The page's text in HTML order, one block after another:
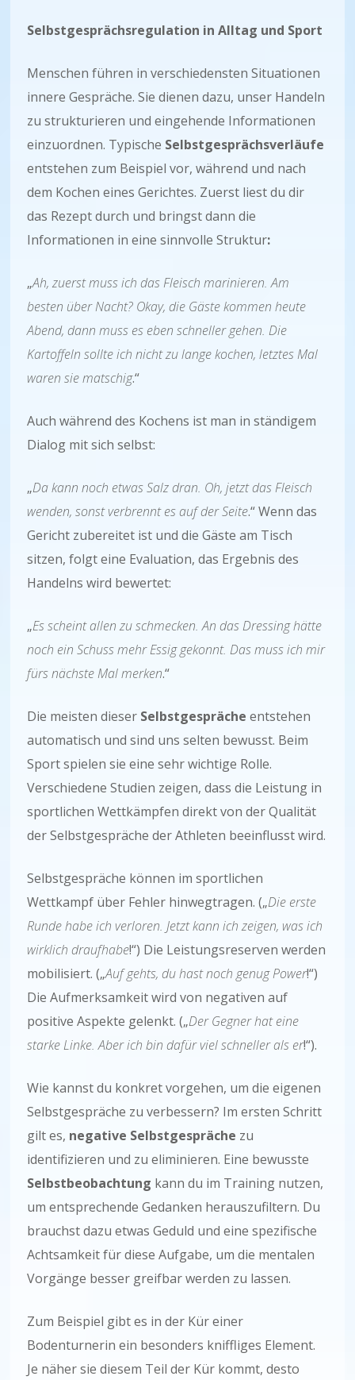
Selbstgesprächsregulation in Alltag und Sport
Menschen führen in verschiedensten Situationen
innere Gespräche. Sie dienen dazu, unser Handeln
zu strukturieren und eingehende Informationen
einzuordnen. Typische Selbstgesprächsverläufe
entstehen zum Beispiel vor, während und nach
dem Kochen eines Gerichtes. Zuerst liest du dir
das Rezept durch und bringst dann die
Informationen in eine sinnvolle Struktur:
„Ah, zuerst muss ich das Fleisch marinieren. Am
besten über Nacht? Okay, die Gäste kommen heute
Abend, dann muss es eben schneller gehen. Die
Kartoffeln sollte ich nicht zu lange kochen, letztes Mal
waren sie matschig.“
Auch während des Kochens ist man in ständigem
Dialog mit sich selbst:
„Da kann noch etwas Salz dran. Oh, jetzt das Fleisch
wenden, sonst verbrennt es auf der Seite.“ Wenn das
Gericht zubereitet ist und die Gäste am Tisch
sitzen, folgt eine Evaluation, das Ergebnis des
Handelns wird bewertet:
„Es scheint allen zu schmecken. An das Dressing hätte
noch ein Schuss mehr Essig gekonnt. Das muss ich mir
fürs nächste Mal merken.“
Die meisten dieser Selbstgespräche entstehen
automatisch und sind uns selten bewusst. Beim
Sport spielen sie eine sehr wichtige Rolle.
Verschiedene Studien zeigen, dass die Leistung in
sportlichen Wettkämpfen direkt von der Qualität
der Selbstgespräche der Athleten beeinflusst wird.
Selbstgespräche können im sportlichen
Wettkampf über Fehler hinwegtragen. („Die erste
Runde habe ich verloren. Jetzt kann ich zeigen, was ich
wirklich draufhabe!“) Die Leistungsreserven werden
mobilisiert. („Auf gehts, du hast noch genug Power!“)
Die Aufmerksamkeit wird von negativen auf
positive Aspekte gelenkt. („Der Gegner hat eine
starke Linke. Aber ich bin dafür viel schneller als er!“).
Wie kannst du konkret vorgehen, um die eigenen
Selbstgespräche zu verbessern? Im ersten Schritt
gilt es, negative Selbstgespräche zu
identifizieren und zu eliminieren. Eine bewusste
Selbstbeobachtung kann du im Training nutzen,
um entsprechende Gedanken herauszufiltern. Du
brauchst dazu etwas Geduld und eine spezifische
Achtsamkeit für diese Aufgabe, um die mentalen
Vorgänge besser greifbar werden zu lassen.
Zum Beispiel gibt es in der Kür einer
Bodenturnerin ein besonders kniffliges Element.
Je näher sie diesem Teil der Kür kommt, desto